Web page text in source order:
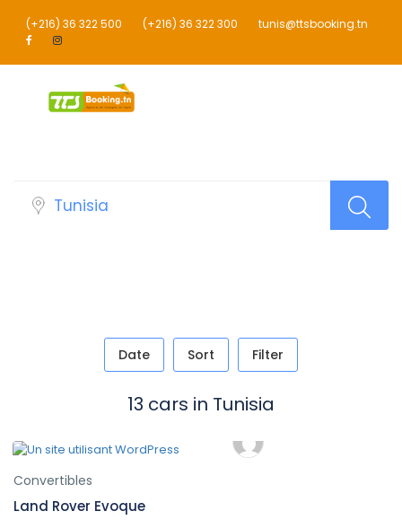
(+216) 36 322 500 (+216) 36 322 300 tunis@ttsbooking.tn
Date Sort Filter
13 cars in Tunisia
Convertibles
Land Rover Evoque